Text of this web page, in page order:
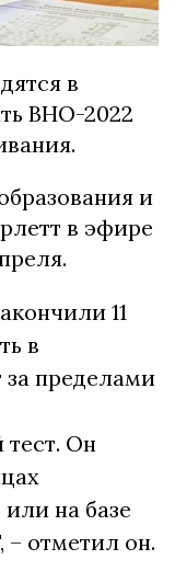
в
ВНО-2022
и
в эфире
11
в
за пределами
Он
на базе
– отметил он.